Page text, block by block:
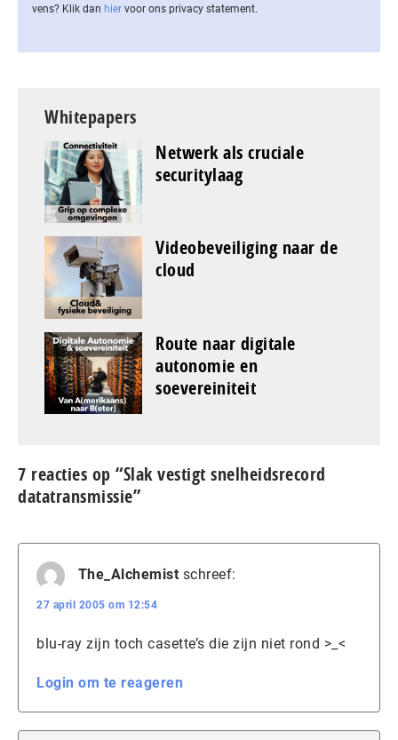
vens? Klik dan hier voor ons privacy statement.
Whitepapers
Netwerk als cruciale
securitylaag
Videobeveiliging naar de
cloud
Route naar digitale
autonomie en
soevereiniteit
7 reacties op “Slak vestigt snelheidsrecord
datatransmissie”
The_Alchemist schreef:
27 april 2005 om 12:54
blu-ray zijn toch casette’s die zijn niet rond >_<
Login om te reageren